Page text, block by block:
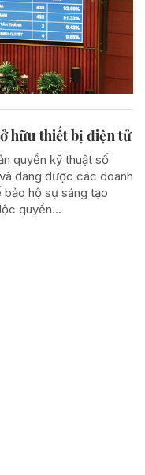
hữu thiết bị điện tử
quyền kỹ thuật số
đang được các doanh
hộ sự sáng tạo
quyền...